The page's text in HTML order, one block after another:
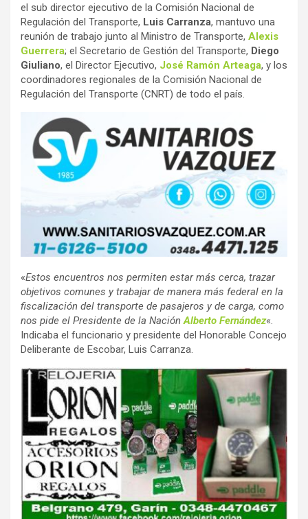
el sub director ejecutivo de la Comisión Nacional de
Regulación del Transporte, Luis Carranza, mantuvo una
reunión de trabajo junto al Ministro de Transporte, Alexis
Guerrera; el Secretario de Gestión del Transporte, Diego
Giuliano, el Director Ejecutivo, José Ramón Arteaga, y los
coordinadores regionales de la Comisión Nacional de
Regulación del Transporte (CNRT) de todo el país.
«Estos encuentros nos permiten estar más cerca, trazar
objetivos comunes y trabajar de manera más federal en la
fiscalización del transporte de pasajeros y de carga, como
nos pide el Presidente de la NaciónAlberto Fernández«.
Indicaba el funcionario y presidente del Honorable Concejo
Deliberante de Escobar, Luis Carranza.